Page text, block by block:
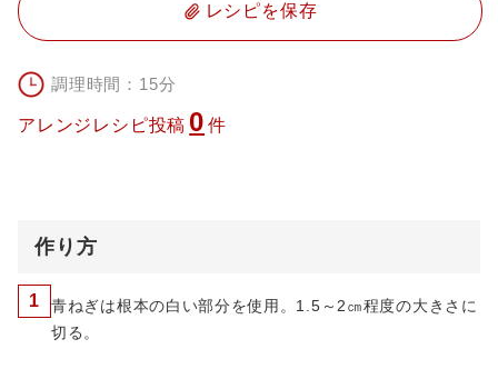
レシピを保存
調理時間：15分
アレンジレシピ投稿 0 件
作り方
1
青ねぎは根本の白い部分を使用。1.5～2㎝程度の大きさに
切る。